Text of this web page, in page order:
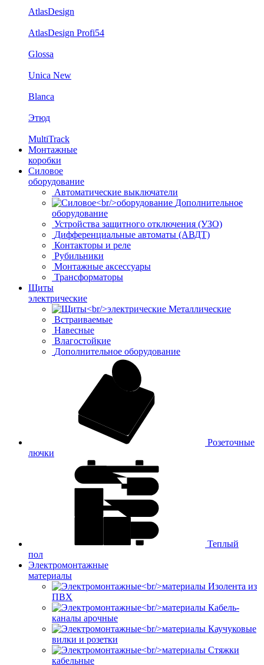
AtlasDesign
AtlasDesign Profi54
Glossa
Unica New
Blanca
Этюд
MultiTrack
Монтажные
коробки
Силовое
оборудование
Автоматические выключатели
Дополнительное
оборудование
Устройства защитного отключения (УЗО)
Дифференциальные автоматы (АВДТ)
Контакторы и реле
Рубильники
Монтажные аксессуары
Трансформаторы
Щиты
электрические
Металлические
Встраиваемые
Навесные
Влагостойкие
Дополнительное оборудование
Розеточные
лючки
Теплый
пол
Электромонтажные
материалы
Изолента из
ПВХ
Кабель-
каналы арочные
Каучуковые
вилки и розетки
Стяжки
кабельные